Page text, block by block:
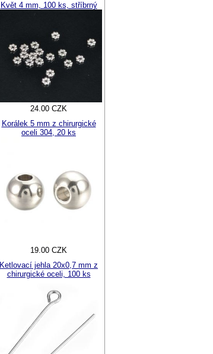
Květ 4 mm, 100 ks, stříbrný
24.00 CZK
Korálek 5 mm z chirurgické
oceli 304, 20 ks
19.00 CZK
Ketlovací jehla 20x0,7 mm z
chirurgické oceli, 100 ks